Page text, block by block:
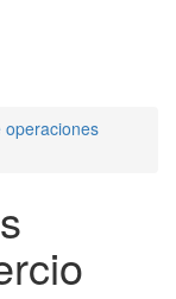
operaciones